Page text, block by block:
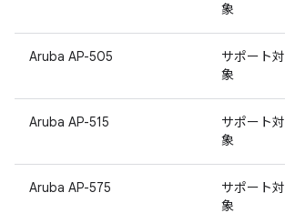
象
Aruba AP-505
サポート対
象
Aruba AP-515
サポート対
象
Aruba AP-575
サポート対
象